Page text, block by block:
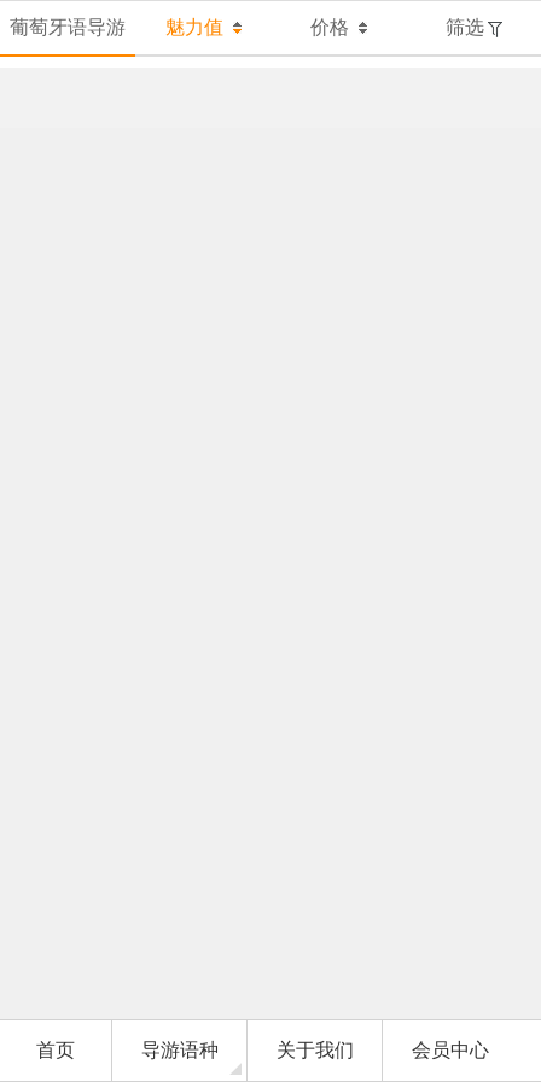
葡萄牙语导游 魅力值 价格 筛选
首页 导游语种 关于我们 会员中心